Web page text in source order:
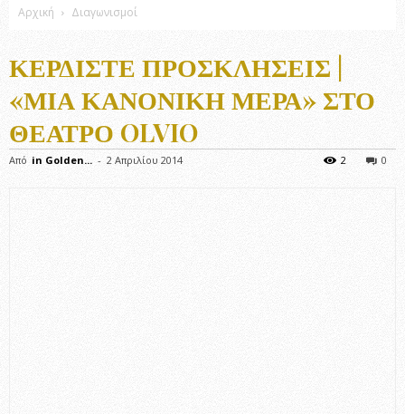
Αρχική Διαγωνισμοί
ΚΕΡΔΊΣΤΕ ΠΡΟΣΚΛΉΣΕΙΣ |
«ΜΙΑ ΚΑΝΟΝΙΚΉ ΜΈΡΑ» ΣΤΟ
ΘΈΑΤΡΟ OLVIO
Από in Golden... - 2 Απριλίου 2014 0
2